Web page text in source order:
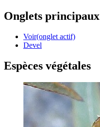
Onglets principaux
Voir(onglet actif)
Devel
Espèces végétales